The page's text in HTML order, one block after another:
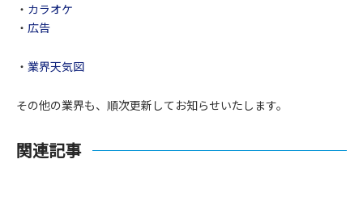
・ カラオケ
・ 広告
・ 業界天気図
その他の業界も、順次更新してお知らせいたします。
関連記事